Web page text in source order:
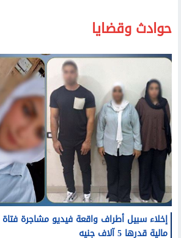
حوادث وقضايا
إخلاء سبيل أطراف واقعة فيديو مشاجرة فتاة
مالية قدرها 5 آلاف جنيه